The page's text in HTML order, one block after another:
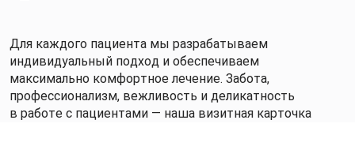
Для каждого пациента мы разрабатываем
индивидуальный подход и обеспечиваем
максимально комфортное лечение. Забота,
профессионализм, вежливость и деликатность
в работе с пациентами — наша визитная карточка